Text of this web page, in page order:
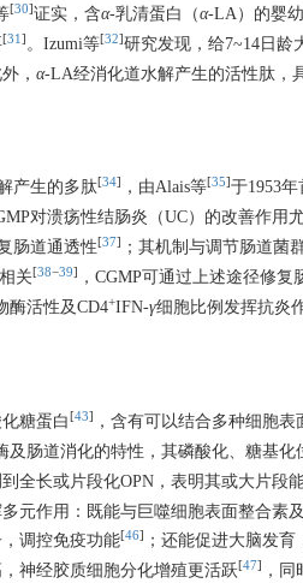
[30]证实，含α-乳清蛋白（α-LA）的婴
[31 ] 。Izumi等[32]研究发现，给7~14日龄
， α-LA经消化道水解产生的活性肽，
产生的多肽[34] ，由Alais等[35]于1953
对溃疡性结肠炎（UC）的改善作用
肠道通透性[37]
；其机制与调节肠道
关[38−39] ，CGMP可通过上述途径修复
酶活性及CD4+IFN-γ细胞比例发挥抗炎
糖蛋白 [43]
，含有可以结合多种细胞
及肠道消化的特性，其磷酸化、糖基
全长或片段化OPN，表明其或大片段
元作用：既能与巨噬细胞表面整合素
调控免疫功能[46]
；还能促进大脑发
神经胶质细胞分化增殖更活跃[47] ，